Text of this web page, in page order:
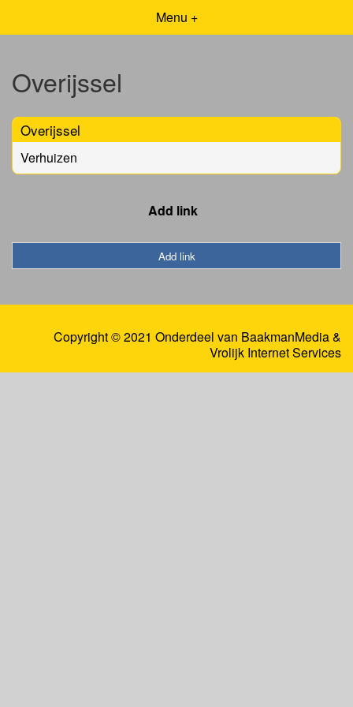
Menu +
Overijssel
Overijssel
Verhuizen
Add link
Add link
Copyright © 2021 Onderdeel van BaakmanMedia&
Vrolijk Internet Services